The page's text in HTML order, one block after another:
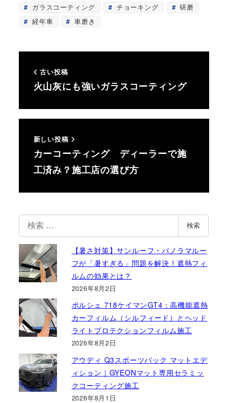
ガラスコーティング
チョーキング
研磨
経年車
車磨き
古い投稿
火山灰にも強いガラスコーティング
新しい投稿
カーコーティング ディーラーで施
工済み？施工店の選び方
検
索
検索
【暑さ対策】サンルーフ・パノラマルー
フが「暑すぎる」問題を解決！遮熱フィ
ルムの効果とは？
2026年8月2日
ポルシェ 718ケイマンGT4：高機能遮熱
カーフィルム（シルフィード）とヘッド
ライトプロテクションフィルム施工
2026年8月2日
アウディ Q3スポーツバック マットエデ
ィション｜GYEONマット専用セラミッ
クコーティング施工
2026年8月1日